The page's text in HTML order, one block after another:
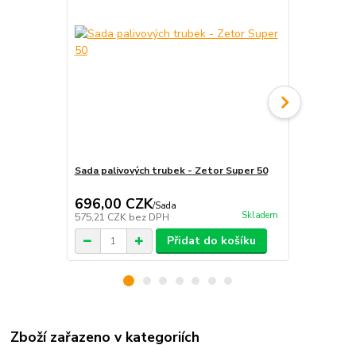
Sada palivových trubek - Zetor Super 50
696,00 CZK/Sada
575,21 CZK bez DPH Skladem
Přidat do košíku
Zboží zařazeno v kategoriích